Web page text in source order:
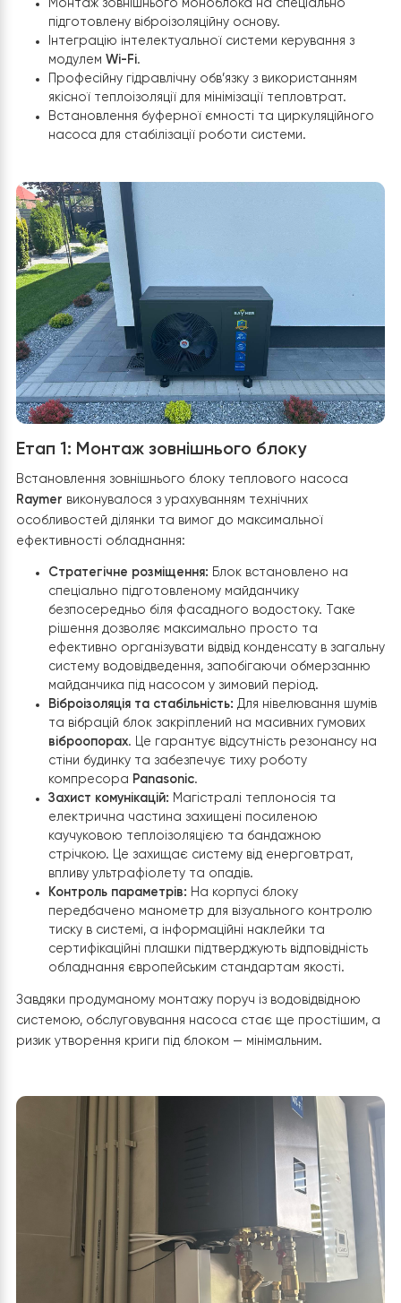
повітряний тепловий насосRaymer RAY-10DS2-EVI
працює на екологічному фреоні
R32
компресоромPanasonic
для площі 100 кв. м, забезпечуючи необхідну
без надлишкових витрат ресурсів.
У процесі реалізації було виконано:
підготовлену віброізоляційну основу.
Інтеграцію інтелектуальної системи керування з
модулем
Wi-Fi
Професійну гідравлічну обв’язку з використанням
якісної теплоізоляції для мінімізації тепловтрат.
Встановлення буферної ємності та
насоса для стабілізації роботи системи.
Етап 1: Монтаж зовнішнього блоку
Встановлення зовнішнього блоку теплового насоса
Raymerвиконувалося з урахуванням технічних
особливостей ділянки та вимог до максимальної
ефективності обладнання:
Стратегічне розміщення:Блок встановлено на
спеціально підготовленому майданчику
безпосередньо біля фасадного водостоку. Таке
рішення дозволяє максимально просто та
ефективно організувати відвід конденсату в
систему водовідведення, запобігаючи
майданчика під насосом у зимовий період.
Віброізоляція та стабільність:Для нівелювання
та вібрацій блок закріплений на масивних
. Це гарантує відсутність
стіни будинку та забезпечує тиху роботу
Panasonic
каучуковою теплоізоляцією та бандажною
стрічкою. Це захищає систему від енерговтрат,
впливу ультрафіолету та опадів.
Контроль параметрів:
На корпусі блоку
передбачено манометр для візуального
тиску в системі, а інформаційні наклейки та
сертифікаційні плашки підтверджують
обладнання європейським стандартам якості.
Завдяки продуманому монтажу поруч із водовідвідною